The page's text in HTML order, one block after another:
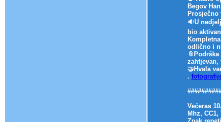
Begov
🔉U
bio
odlično i
🤝Hvala
.
Večeras
Mhz,